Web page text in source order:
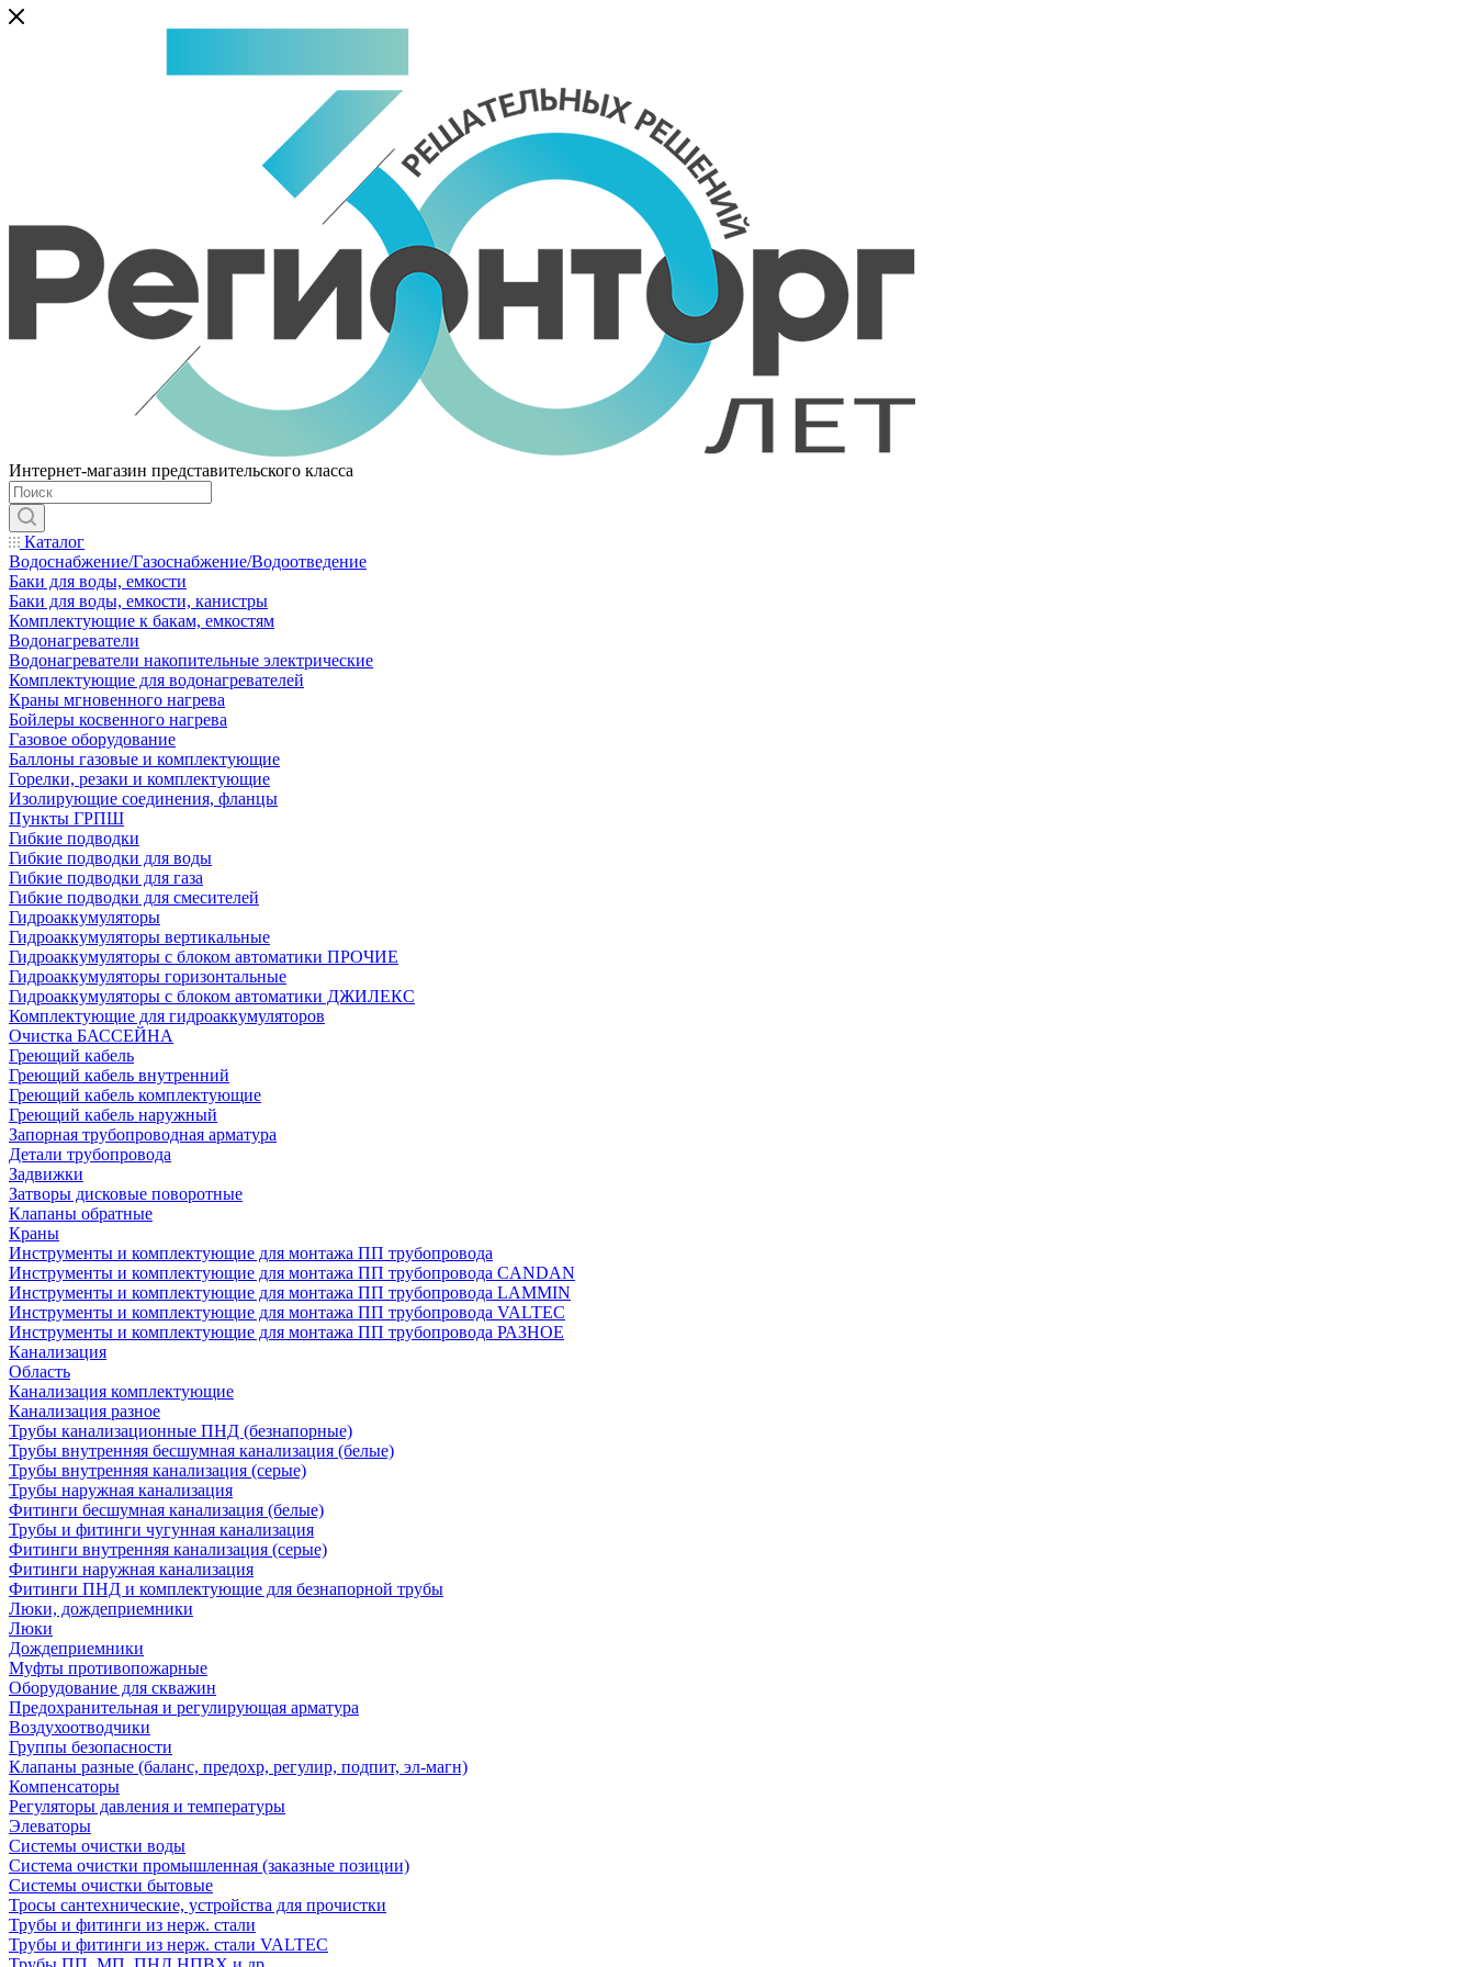
Интернет-магазин представительского класса
Каталог
Водоснабжение/Газоснабжение/Водоотведение
Баки для воды, емкости
Баки для воды, емкости, канистры
Комплектующие к бакам, емкостям
Водонагреватели
Водонагреватели накопительные электрические
Комплектующие для водонагревателей
Краны мгновенного нагрева
Бойлеры косвенного нагрева
Газовое оборудование
Баллоны газовые и комплектующие
Горелки, резаки и комплектующие
Изолирующие соединения, фланцы
Пункты ГРПШ
Гибкие подводки
Гибкие подводки для воды
Гибкие подводки для газа
Гибкие подводки для смесителей
Гидроаккумуляторы
Гидроаккумуляторы вертикальные
Гидроаккумуляторы с блоком автоматики ПРОЧИЕ
Гидроаккумуляторы горизонтальные
Гидроаккумуляторы с блоком автоматики ДЖИЛЕКС
Комплектующие для гидроаккумуляторов
Очистка БАССЕЙНА
Греющий кабель
Греющий кабель внутренний
Греющий кабель комплектующие
Греющий кабель наружный
Запорная трубопроводная арматура
Детали трубопровода
Задвижки
Затворы дисковые поворотные
Клапаны обратные
Краны
Инструменты и комплектующие для монтажа ПП трубопровода
Инструменты и комплектующие для монтажа ПП трубопровода CANDAN
Инструменты и комплектующие для монтажа ПП трубопровода LAMMIN
Инструменты и комплектующие для монтажа ПП трубопровода VALTEC
Инструменты и комплектующие для монтажа ПП трубопровода РАЗНОЕ
Канализация
Область
Канализация комплектующие
Канализация разное
Трубы канализационные ПНД (безнапорные)
Трубы внутренняя бесшумная канализация (белые)
Трубы внутренняя канализация (серые)
Трубы наружная канализация
Фитинги бесшумная канализация (белые)
Трубы и фитинги чугунная канализация
Фитинги внутренняя канализация (серые)
Фитинги наружная канализация
Фитинги ПНД и комплектующие для безнапорной трубы
Люки, дождеприемники
Люки
Дождеприемники
Муфты противопожарные
Оборудование для скважин
Предохранительная и регулирующая арматура
Воздухоотводчики
Группы безопасности
Клапаны разные (баланс, предохр, регулир, подпит, эл-магн)
Компенсаторы
Регуляторы давления и температуры
Элеваторы
Системы очистки воды
Система очистки промышленная (заказные позиции)
Системы очистки бытовые
Тросы сантехнические, устройства для прочистки
Трубы и фитинги из нерж. стали
Трубы и фитинги из нерж. стали VALTEC